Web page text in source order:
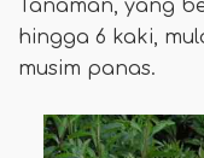
Tanaman, yang
hingga 6 kaki,
musim panas.